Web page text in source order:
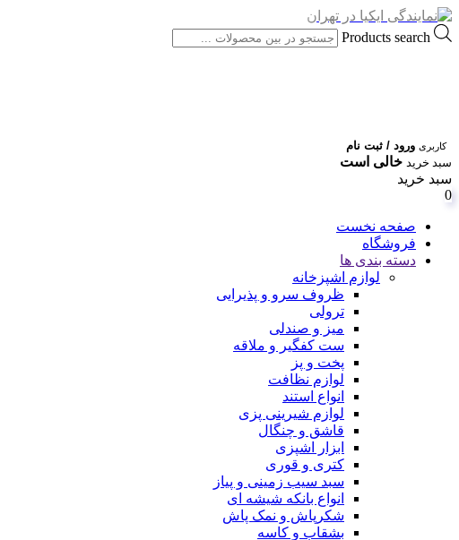
Products search
کاربری ورود / ثبت نام
سبد خرید خالی است
سبد خرید
0
صفحه نخست
فروشگاه
دسته بندی ها
لوازم اشپزخانه
ظروف سرو و پذیرایی
ترولی
میز و صندلی
ست کفگیر و ملاقه
پخت و پز
لوازم نظافت
انواع استند
لوازم شیرینی پزی
قاشق و چنگال
ابزار اشپزی
کتری و قوری
سبد سیب زمینی و پیاز
انواع بانکه شیشه ای
شکرپاش و نمک پاش
بشقاب و کاسه